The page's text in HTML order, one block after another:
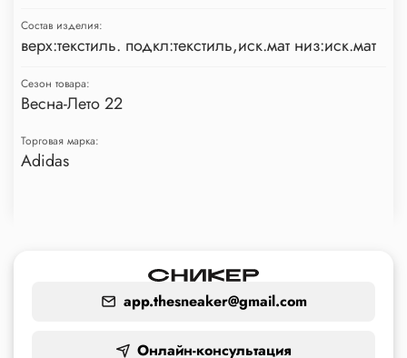
Состав изделия:
верх:текстиль. подкл:текстиль,иск.мат низ:иск.мат
Сезон товара:
Весна-Лето 22
Торговая марка:
Adidas
app.thesneaker@gmail.com
Онлайн-консультация